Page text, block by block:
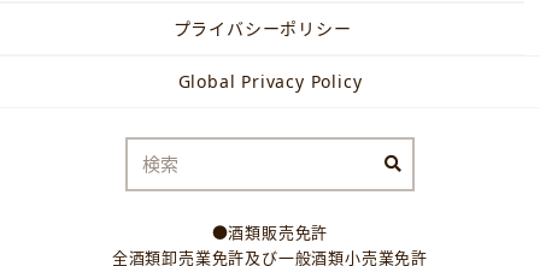
プライバシーポリシー
Global Privacy Policy
●酒類販売免許
全酒類卸売業免許及び一般酒類小売業免許